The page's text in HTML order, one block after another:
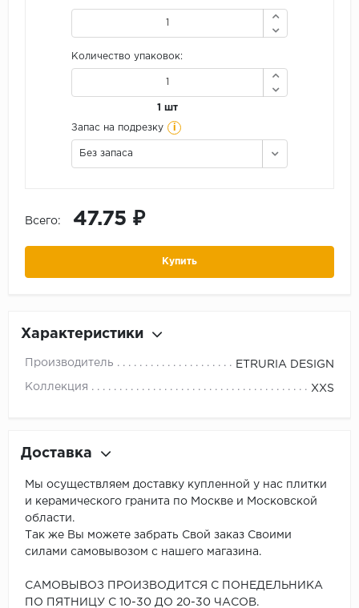
Количество упаковок:
1 шт
Запас на подрезку i
Без запаса
Всего: 47.75 ₽
Купить
Характеристики
Производитель ETRURIA DESIGN
Коллекция XXS
Доставка
Мы осуществляем доставку купленной у нас плитки
и керамического гранита по Москве и Московской
области.
Так же Вы можете забрать Свой заказ Своими
силами самовывозом с нашего магазина.
САМОВЫВОЗ ПРОИЗВОДИТСЯ С ПОНЕДЕЛЬНИКА
ПО ПЯТНИЦУ С 10-30 ДО 20-30 ЧАСОВ.